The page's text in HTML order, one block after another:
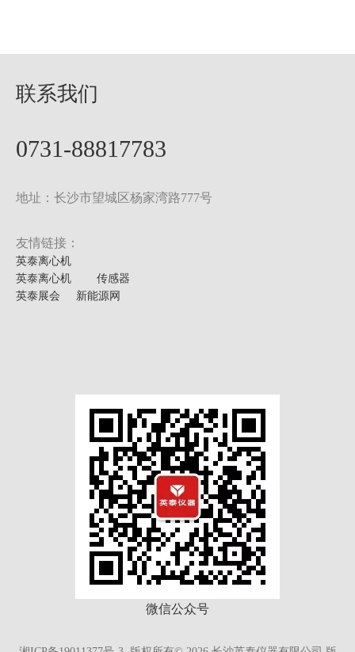
联系我们
0731-88817783
地址：长沙市望城区杨家湾路777号
友情链接：
英泰离心机
英泰离心机
传感器
英泰展会
新能源网
微信公众号